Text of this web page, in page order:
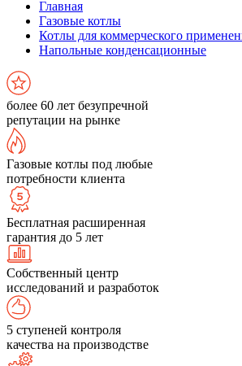
Главная
Газовые котлы
Котлы для коммерческого
Напольные конденсационные
более 60 лет безупречной
репутации на рынке
Газовые котлы под любые
потребности клиента
Бесплатная расширенная
гарантия до 5 лет
Собственный центр
исследований и разработок
5 ступеней контроля
качества на производстве